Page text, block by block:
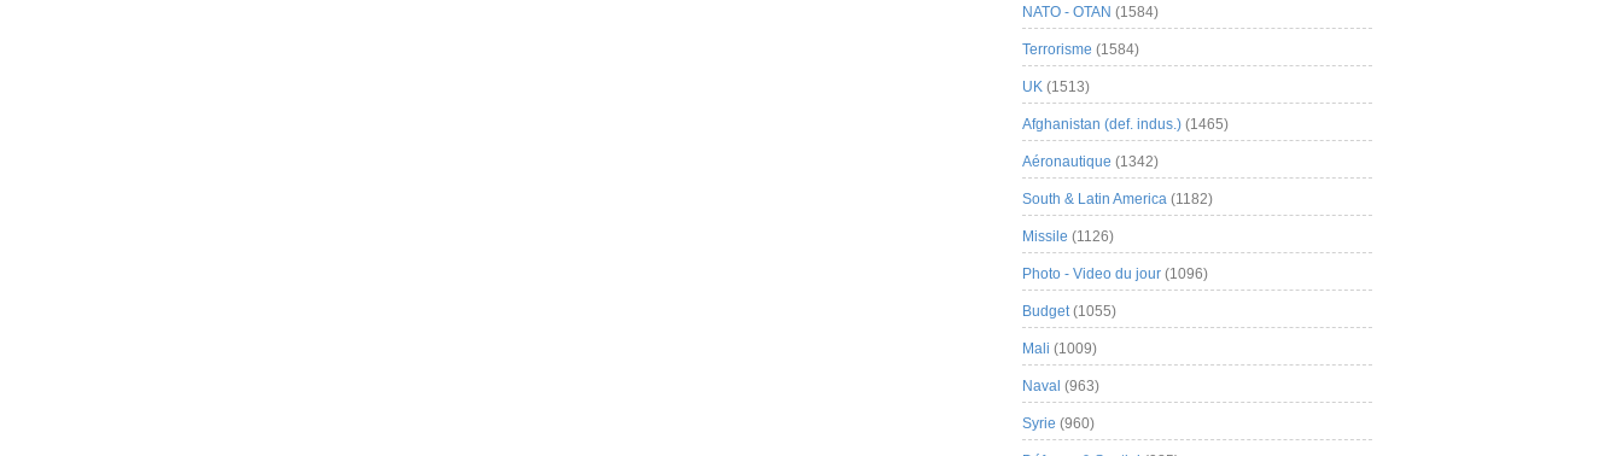
NATO - OTAN (1584)
Terrorisme (1584)
UK (1513)
Afghanistan (def. indus.) (1465)
Aéronautique (1342)
South & Latin America (1182)
Missile (1126)
Photo - Video du jour (1096)
Budget(1055)
Mali (1009)
Naval (963)
Syrie (960)